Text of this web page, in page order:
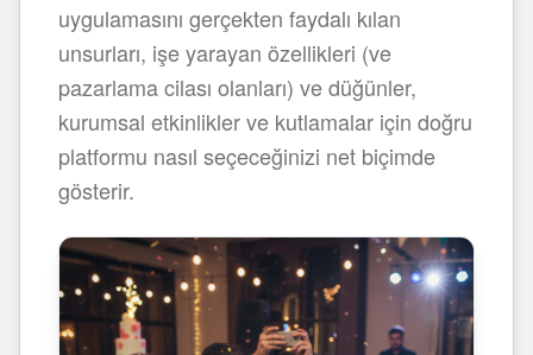
uygulamasını gerçekten faydalı kılan
unsurları, işe yarayan özellikleri (ve
pazarlama cilası olanları) ve düğünler,
kurumsal etkinlikler ve kutlamalar için doğru
platformu nasıl seçeceğinizi net biçimde
gösterir.